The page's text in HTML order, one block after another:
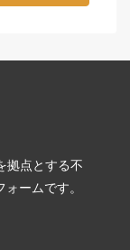
拠点とする不
ームです。